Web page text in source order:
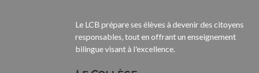
Le LCB prépare ses élèves à devenir des citoyens
responsables, tout en offrant un enseignement
bilingue visant à l'excellence.